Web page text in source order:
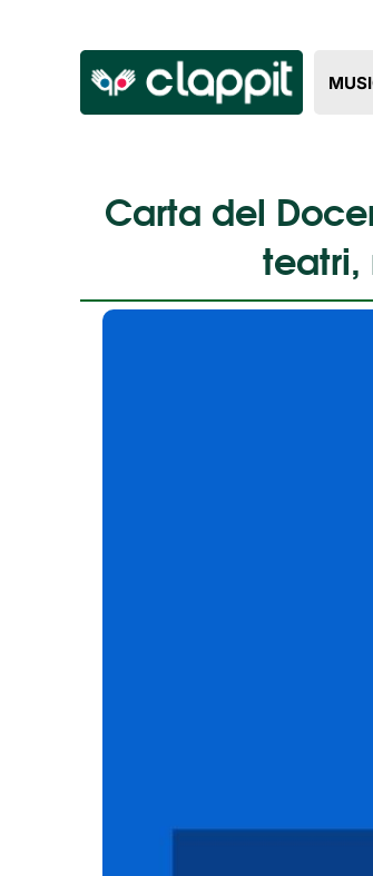
Carta del
teatri,